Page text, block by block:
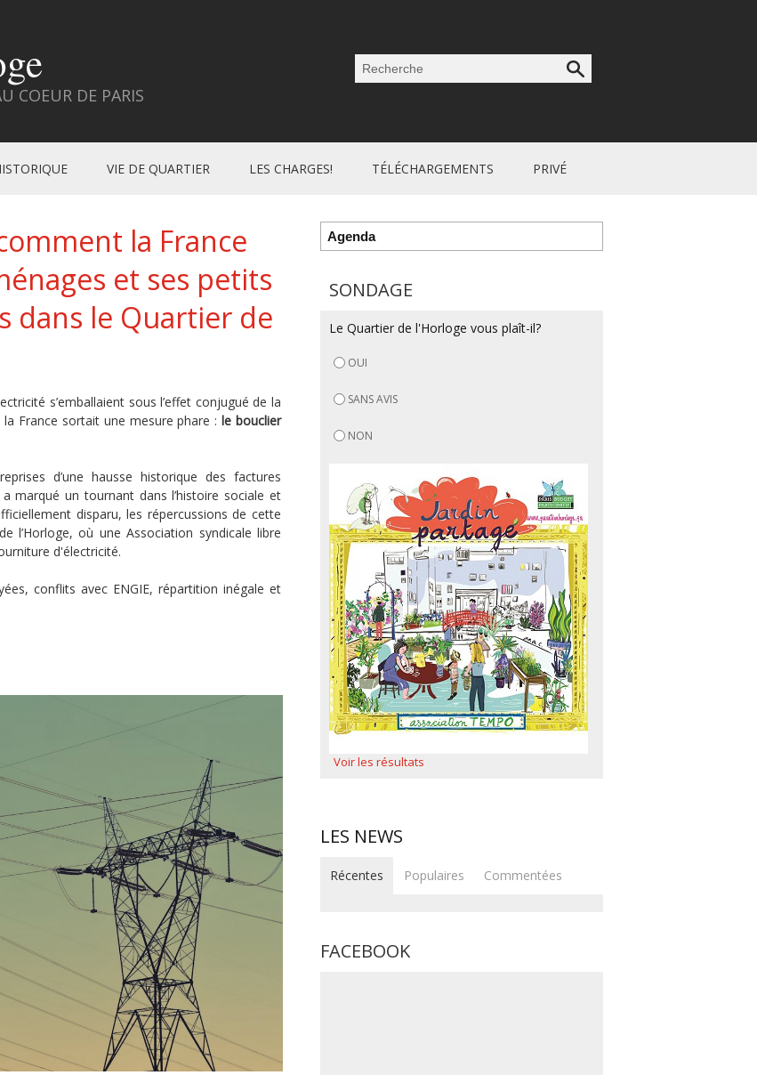
COEUR DE PARIS
VIE DE QUARTIER LES CHARGES! TÉLÉCHARGEMENTS PRIVÉ
la France
et ses petits
dans le Quartier de
s’emballaient sous l’effet conjugué de la
France sortait une mesure phare :le bouclier
d’une hausse historique des factures
marqué un tournant dans l’histoire sociale et
disparu, les répercussions de cette
l’Horloge, où une Association syndicale libre
d'électricité.
conflits avec ENGIE, répartition inégale et
Agenda
SONDAGE
Le Quartier de l'Horloge vous plaît-il?
OUI
SANS AVIS
NON
Voir les résultats
LES NEWS
Récentes Populaires Commentées
FACEBOOK